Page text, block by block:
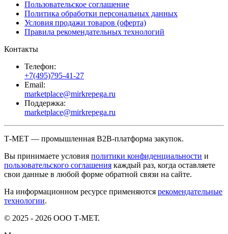
Пользовательское соглашение
Политика обработки персональных данных
Условия продажи товаров (оферта)
Правила рекомендательных технологий
Контакты
Телефон:
+7(495)795-41-27
Email:
marketplace@mirkrepega.ru
Поддержка:
marketplace@mirkrepega.ru
Т-МЕТ — промышленная B2B-платформа закупок.
Вы принимаете условия политики конфиденциальности и
пользовательского соглашения каждый раз, когда оставляете
свои данные в любой форме обратной связи на сайте.
На информационном ресурсе применяются рекомендательные
технологии.
© 2025 - 2026 ООО Т-МЕТ.